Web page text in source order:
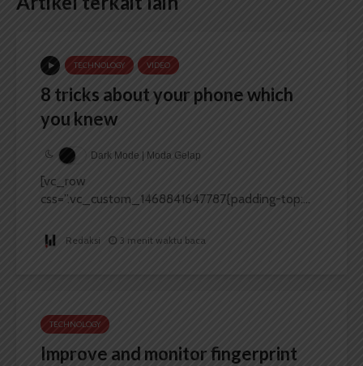
TECHNOLOGY VIDEO
8 tricks about your phone which
you knew
Dark Mode | Moda Gelap
[vc_row
css=”.vc_custom_1468841647787{padding-top:...
Redaksi 3 menit waktu baca
TECHNOLOGY
Improve and monitor fingerprint